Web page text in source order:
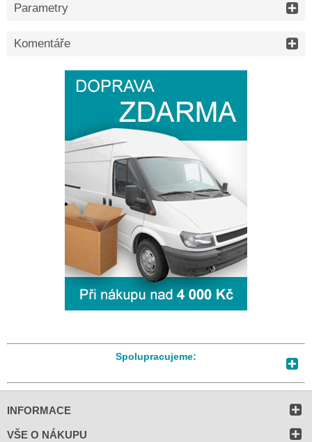
Parametry
Komentáře
Spolupracujeme:
INFORMACE
VŠE O NÁKUPU